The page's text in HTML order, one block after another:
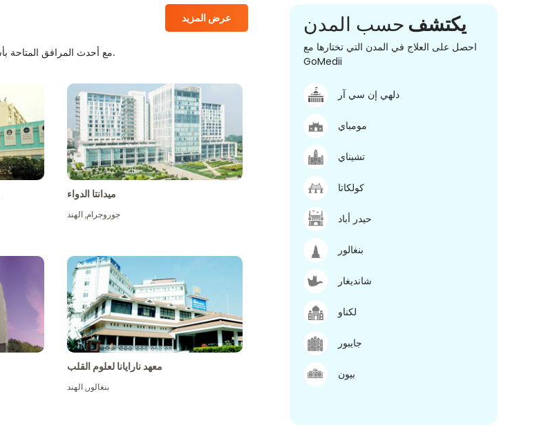
عرض المزيد
المستشفيات المعتمدة من JCI و NABH مع أحدث المرافق المتاحة بأسعار معقولة إلى جانب أفضل الطاقم الطبي.
ميدانتا الدواء
جوروجرام,الهند
معهد نارايانا لعلوم القلب
بنغالور,الهند
يكتشفحسب المدن
احصل على العلاج في المدن التي تختارها مع
GoMedii
دلهي إن سي آر
مومباي
تشيناي
كولكاتا
حيدر أباد
بنغالور
شانديغار
لكناو
جايبور
بيون